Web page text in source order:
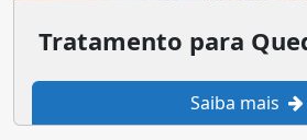
Tratamento para
Saiba mais